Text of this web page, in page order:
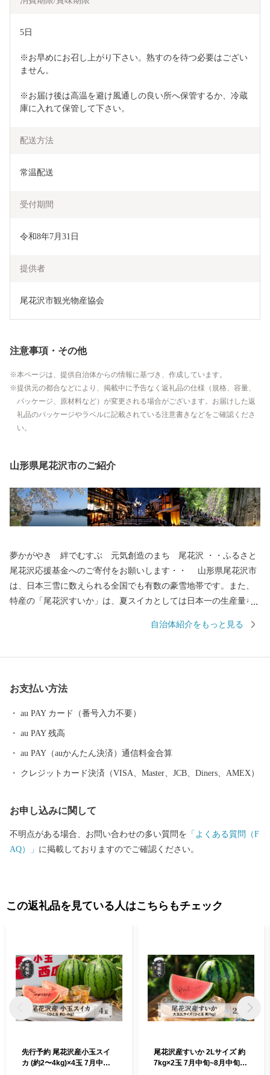
5日
※お早めにお召し上がり下さい。熟すのを待つ必要はござい
ません。
※お届け後は高温を避け風通しの良い所へ保管するか、冷蔵
庫に入れて保管して下さい。
配送方法
常温配送
受付期間
令和8年7月31日
提供者
尾花沢市観光物産協会
注意事項・その他
本ページは、提供自治体からの情報に基づき、作成しています。
提供元の都合などにより、掲載中に予告なく返礼品の仕様（規格、容量、
パッケージ、原材料など）が変更される場合がございます。お届けした返
礼品のパッケージやラベルに記載されている注意書きなどをご確認くださ
い。
山形県尾花沢市のご紹介
夢かがやき 絆でむすぶ 元気創造のまち 尾花沢 ・・ふるさと
尾花沢応援基金へのご寄付をお願いします・・ 山形県尾花沢市
は、日本三雪に数えられる全国でも有数の豪雪地帯です。また、
特産の「尾花沢すいか」は、夏スイカとしては日本一の生産量を
された徳良湖は、日本を代表する民謡「花笠音頭」の発祥地とな
然の中で暮らす市民の笑顔をいつまでも育むために、このたび
り、その財源をもとに、本市が将来像として掲げる「夢かがや
き 絆でむすぶ 元気創造のまち 尾花沢」を実現してまいりま
す。また、本市の返礼品を通じて全国の皆様に喜んでいただくと
自治体紹介をもっと見る
お支払い方法
au PAY カード（番号入力不要）
au PAY 残高
au PAY（auかんたん決済）通信料金合算
クレジットカード決済（VISA、Master、JCB、Diners、AMEX）
お申し込みに関して
不明点がある場合、お問い合わせの多い質問を 「よくある質問（F
AQ）」 に掲載しておりますのでご確認ください。
この返礼品を見ている人はこちらもチェック
先行予約 尾花沢産小玉スイ
カ (約2〜4kg)×4玉 7月中旬
尾花沢産すいか 2Lサイズ 約
7kg×2玉 7月中旬~8月中旬頃